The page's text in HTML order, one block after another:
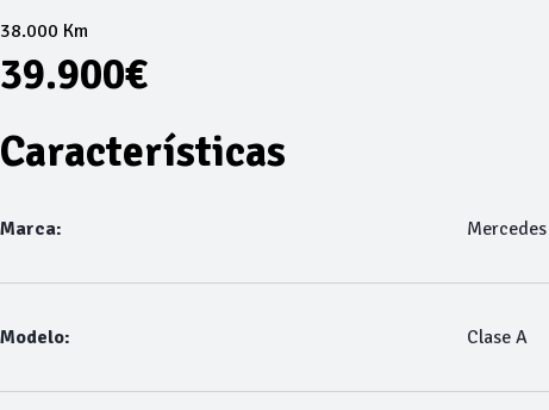
38.000 Km
39.900€
Características
Marca: Mercedes
Modelo: Clase A